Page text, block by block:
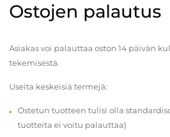
Ostojen palautus
Asiakas voi palauttaa oston 14 päivän
tekemisestä.
Useita keskeisiä termejä:
Ostetun tuotteen tulisi olla
tuotteita ei voitu palauttaa)